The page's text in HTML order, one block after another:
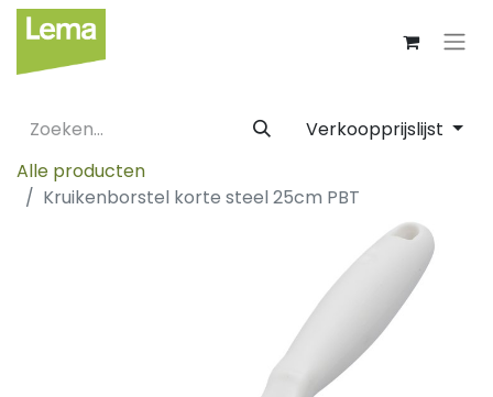
Verkoopprijslijst
Alle producten
Kruikenborstel korte steel 25cm PBT